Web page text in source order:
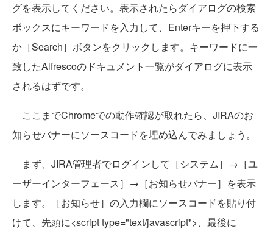
グを表示してください。表示されたらダイアログの検索
ボックスにキーワードを入力して、Enterキーを押下する
か［Search］ボタンをクリックします。キーワードに一
致したAlfrescoのドキュメント一覧がダイアログに表示
されるはずです。
ここまでChromeでの動作確認が取れたら、JIRAのお
知らせバナーにソースコードを埋め込んでみましょう。
まず、JIRA管理者でログインして［システム］→［ユ
ーザーインターフェース］→［お知らせバナー］を表示
します。［お知らせ］の入力欄にソースコードを貼り付
けて、先頭に<script type="text/javascript">、最後に